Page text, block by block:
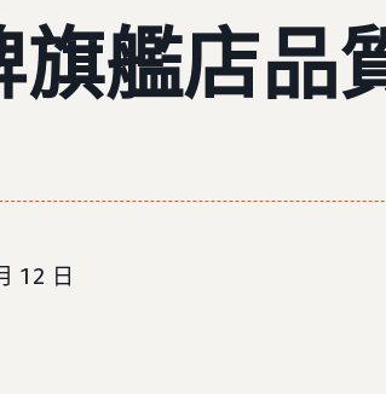
旗艦店品
12 日